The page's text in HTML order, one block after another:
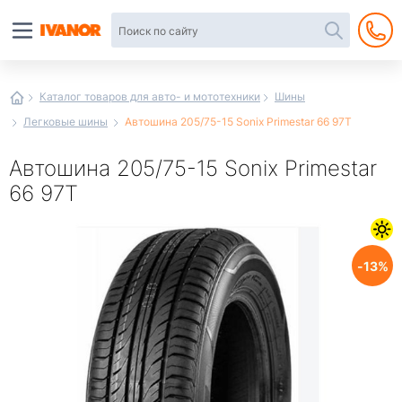
Каталог товаров для авто- и мототехники
Шины
Легковые шины
Автошина 205/75-15 Sonix Primestar 66 97T
Автошина 205/75-15 Sonix Primestar
66 97T
13
интернет-